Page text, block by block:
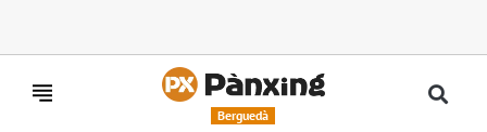
Berguedà